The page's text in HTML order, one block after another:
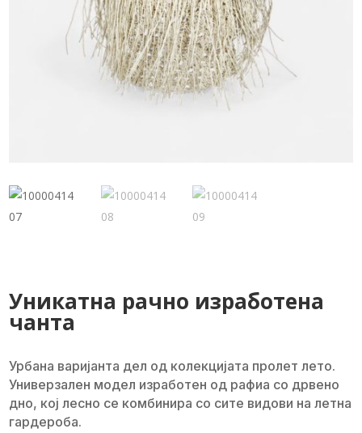
Уникатна рачно изработена
чанта
Урбана варијанта дел од колекцијата пролет лето.
Универзален модел изработен од рафиа со дрвено
дно, кој лесно се комбинира со сите видови на летна
гардероба.